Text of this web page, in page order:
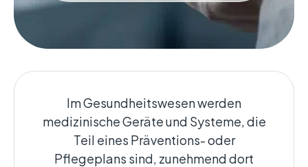
Im Gesundheitswesen werden
medizinische Geräte und Systeme, die
Teil eines Präventions- oder
Pflegeplans sind, zunehmend dort